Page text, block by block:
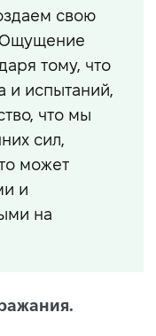
свою
Ощущение
тому, что
и испытаний,
что мы
сил,
может
и
на